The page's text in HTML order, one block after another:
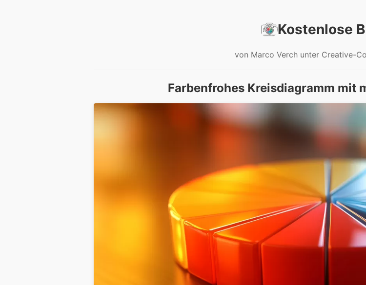
Kostenlose
von Marco Verch unter Creative-
Farbenfrohes Kreisdiagramm mit